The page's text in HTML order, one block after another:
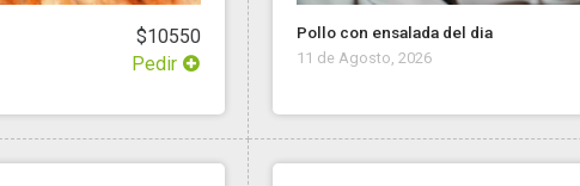
$10550
Pedir
Pollo con ensalada del dia
11 de Agosto, 2026